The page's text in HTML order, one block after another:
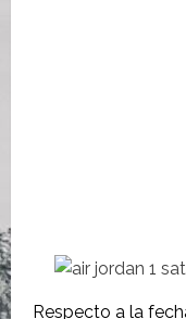
Respecto a la